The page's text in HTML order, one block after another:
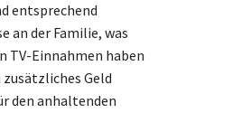
entsprechend
an der Familie, was
TV-Einnahmen haben
Geld
den anhaltenden